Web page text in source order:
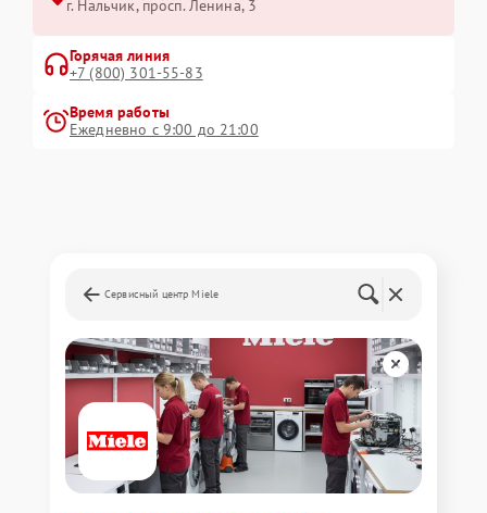
г. Нальчик, просп. Ленина, 3
Горячая линия
+7 (800) 301-55-83
Время работы
Ежедневно с 9:00 до 21:00
Сервисный центр Miele